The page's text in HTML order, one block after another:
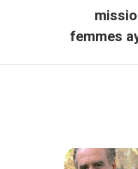
suivant
femmes